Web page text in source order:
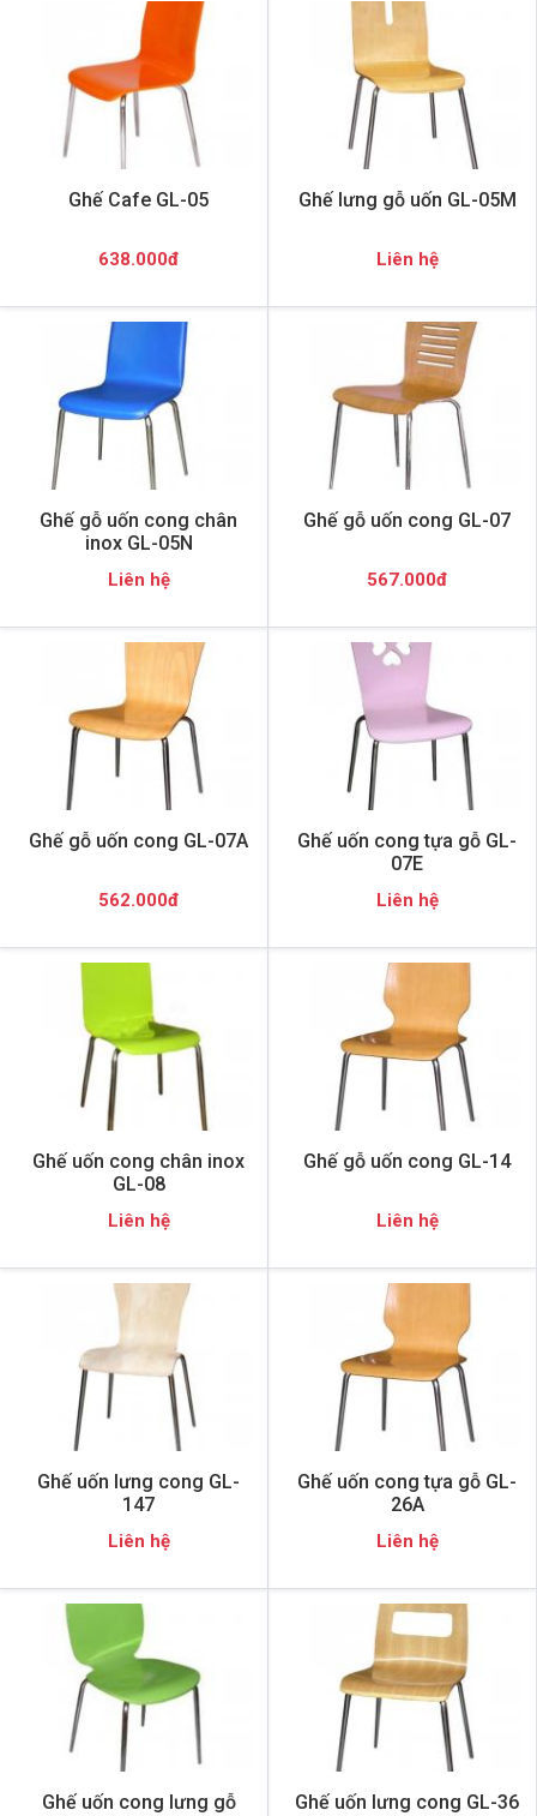
Ghế Cafe GL-05
638.000đ
Ghế lưng gỗ uốn GL-05M
Liên hệ
Ghế gỗ uốn cong chân
inox GL-05N
Liên hệ
Ghế gỗ uốn cong GL-07
567.000đ
Ghế gỗ uốn cong GL-07A
562.000đ
Ghế uốn cong tựa gỗ GL-
07E
Liên hệ
Ghế uốn cong chân inox
GL-08
Liên hệ
Ghế gỗ uốn cong GL-14
Liên hệ
Ghế uốn lưng cong GL-
147
Liên hệ
Ghế uốn cong tựa gỗ GL-
26A
Liên hệ
Ghế uốn cong lưng gỗ
Ghế uốn lưng cong GL-36